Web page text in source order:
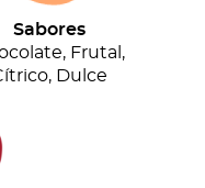
Sabores
Frutal,
Dulce